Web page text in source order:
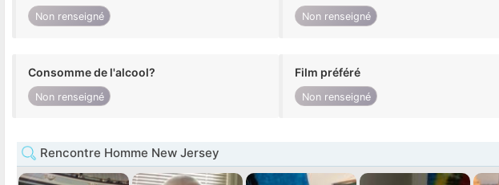
Non renseigné Non renseigné
Consomme de l'alcool?
Non renseigné
Film préféré
Non renseigné
Rencontre Homme New Jersey